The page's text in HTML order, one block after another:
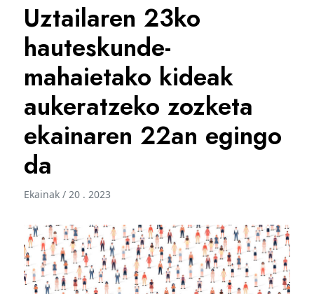
Uztailaren 23ko
hauteskunde-
mahaietako kideak
aukeratzeko zozketa
ekainaren 22an egingo
da
Ekainak / 20 . 2023